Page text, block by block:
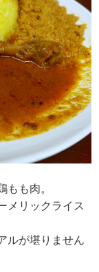
もも肉。
メリックライス
ルが堪りません